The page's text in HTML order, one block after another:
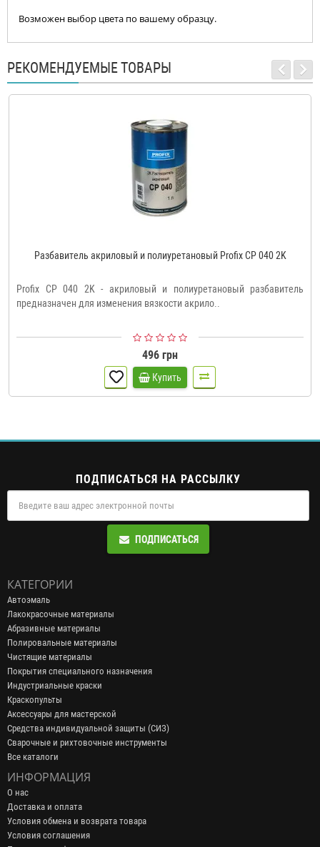
Возможен выбор цвета по вашему образцу.
РЕКОМЕНДУЕМЫЕ ТОВАРЫ
Разбавитель акриловый и полиуретановый Profix CP 040 2K
Profix CP 040 2K - акриловый и полиуретановый разбавитель
предназначен для изменения вязкости акрило..
496 грн
Купить
ПОДПИСАТЬСЯ НА РАССЫЛКУ
ПОДПИСАТЬСЯ
КАТЕГОРИИ
Автоэмаль
Лакокрасочные материалы
Абразивные материалы
Полировальные материалы
Чистящие материалы
Покрытия специального назначения
Индустриальные краски
Краскопульты
Аксессуары для мастерской
Средства индивидуальной защиты (СИЗ)
Сварочные и рихтовочные инструменты
Все каталоги
ИНФОРМАЦИЯ
О нас
Доставка и оплата
Условия обмена и возврата товара
Условия соглашения